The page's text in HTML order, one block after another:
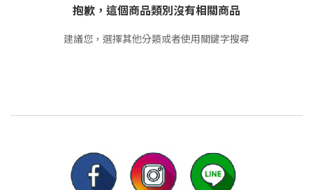
抱歉，這個商品類別沒有相關商品
建議您，選擇其他分類或者使用關鍵字搜尋